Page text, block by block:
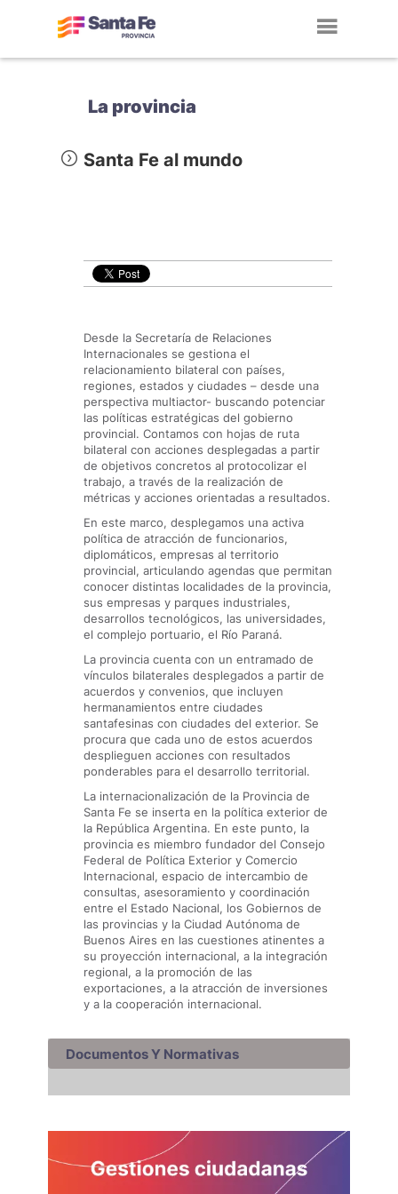
La provincia
Santa Fe al mundo
Desde la Secretaría de Relaciones
Internacionales se gestiona el
relacionamiento bilateral con países,
regiones, estados y ciudades – desde una
perspectiva multiactor- buscando potenciar
las políticas estratégicas del gobierno
provincial. Contamos con hojas de ruta
bilateral con acciones desplegadas a partir
de objetivos concretos al protocolizar el
trabajo, a través de la realización de
métricas y acciones orientadas a resultados.
En este marco, desplegamos una activa
política de atracción de funcionarios,
diplomáticos, empresas al territorio
provincial, articulando agendas que permitan
conocer distintas localidades de la provincia,
sus empresas y parques industriales,
desarrollos tecnológicos, las universidades,
el complejo portuario, el Río Paraná.
La provincia cuenta con un entramado de
vínculos bilaterales desplegados a partir de
acuerdos y convenios, que incluyen
hermanamientos entre ciudades
santafesinas con ciudades del exterior. Se
procura que cada uno de estos acuerdos
desplieguen acciones con resultados
ponderables para el desarrollo territorial.
La internacionalización de la Provincia de
Santa Fe se inserta en la política exterior de
la República Argentina. En este punto, la
provincia es miembro fundador del Consejo
Federal de Política Exterior y Comercio
Internacional, espacio de intercambio de
consultas, asesoramiento y coordinación
entre el Estado Nacional, los Gobiernos de
las provincias y la Ciudad Autónoma de
Buenos Aires en las cuestiones atinentes a
su proyección internacional, a la integración
regional, a la promoción de las
exportaciones, a la atracción de inversiones
y a la cooperación internacional.
Documentos Y Normativas